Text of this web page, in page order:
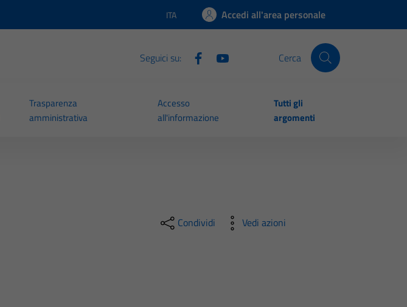
Lingua attiva:
ITA Accedi all'area personale
Seguici su: Cerca
Trasparenza
amministrativa
Accesso
all'informazione
Tutti gli
argomenti
Condividi Vedi azioni